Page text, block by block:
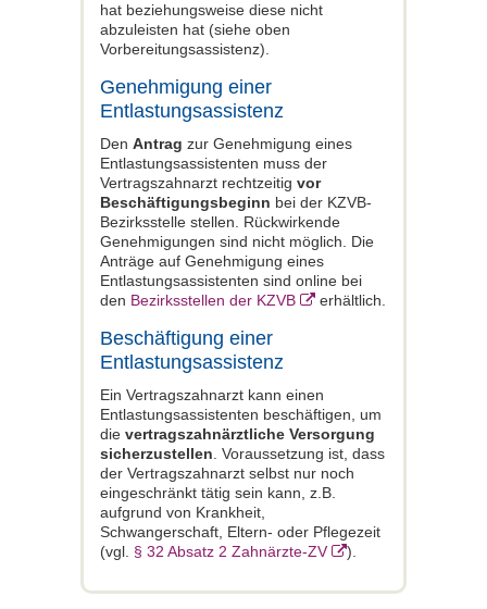
hat beziehungsweise diese nicht
abzuleisten hat (siehe oben
Vorbereitungsassistenz).
Genehmigung einer
Entlastungsassistenz
Den Antrag zur Genehmigung eines
Entlastungsassistenten muss der
Vertragszahnarzt rechtzeitig vor
Beschäftigungsbeginn bei der KZVB-
Bezirksstelle stellen. Rückwirkende
Genehmigungen sind nicht möglich. Die
Anträge auf Genehmigung eines
Entlastungsassistenten sind online bei
den Bezirksstellen der KZVB erhältlich.
Beschäftigung einer
Entlastungsassistenz
Ein Vertragszahnarzt kann einen
Entlastungsassistenten beschäftigen, um
die vertragszahnärztliche Versorgung
sicherzustellen . Voraussetzung ist, dass
der Vertragszahnarzt selbst nur noch
eingeschränkt tätig sein kann, z.B.
aufgrund von Krankheit,
Schwangerschaft, Eltern- oder Pflegezeit
(vgl. § 32 Absatz 2 Zahnärzte-ZV ).